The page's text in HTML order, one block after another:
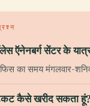
ऍनेनबर्ग सेंटर के
का समय मंगलवार-
कैसे खरीद सकता